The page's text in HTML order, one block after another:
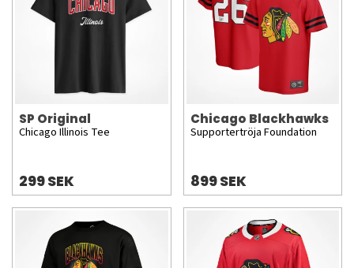
SP Original
Chicago Illinois Tee
299 SEK
Chicago Blackhawks
Supportertröja Foundation
899 SEK